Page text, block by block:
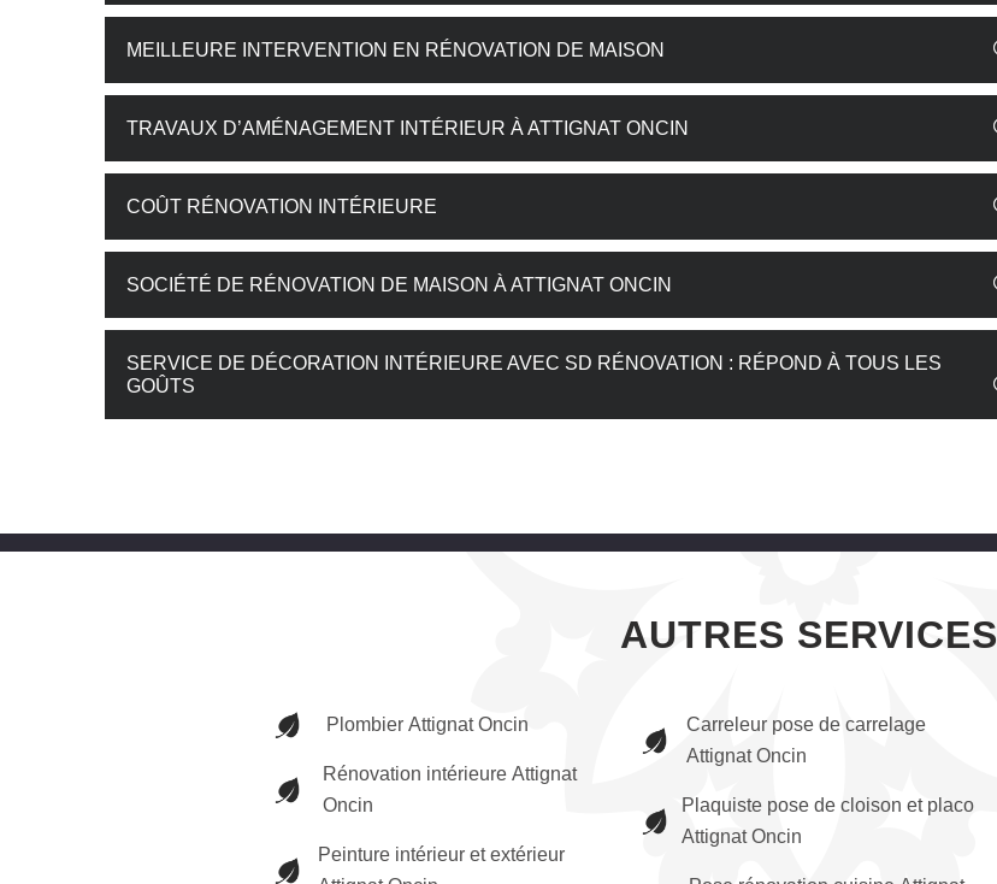
MEILLEURE INTERVENTION EN RÉNOVATION DE MAISON
TRAVAUX D’AMÉNAGEMENT INTÉRIEUR À ATTIGNAT ONCIN
COÛT RÉNOVATION INTÉRIEURE
SOCIÉTÉ DE RÉNOVATION DE MAISON À ATTIGNAT ONCIN
SERVICE DE DÉCORATION INTÉRIEURE AVEC SD RÉNOVATION : RÉPOND À TOUS LES
GOÛTS
AUTRES SERVICES
Plombier Attignat Oncin
Rénovation intérieure Attignat
Oncin
Peinture intérieur et extérieur
Carreleur pose de carrelage
Attignat Oncin
Plaquiste pose de cloison et placo
Attignat Oncin